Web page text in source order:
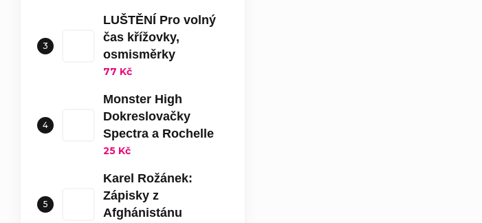
LUŠTĚNÍ Pro volný
čas křížovky,
osmisměrky
77 Kč
Monster High
Dokreslovačky
Spectra a Rochelle
25 Kč
Karel Rožánek:
Zápisky z
Afghánistánu